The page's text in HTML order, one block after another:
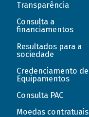
Transparência
Consulta a
financiamentos
Resultados para a
sociedade
Credenciamento de
Equipamentos
Consulta PAC
Moedas contratuais